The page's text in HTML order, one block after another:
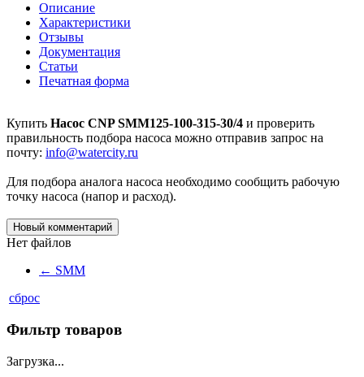
Описание
Характеристики
Отзывы
Документация
Статьи
Печатная форма
Купить Насос CNP SMM125-100-315-30/4 и проверить
правильность подбора насоса можно отправив запрос на
почту: info@watercity.ru
Для подбора аналога насоса необходимо сообщить рабочую
точку насоса (напор и расход).
Новый комментарий
Нет файлов
← SMM
сброс
Фильтр товаров
Загрузка...